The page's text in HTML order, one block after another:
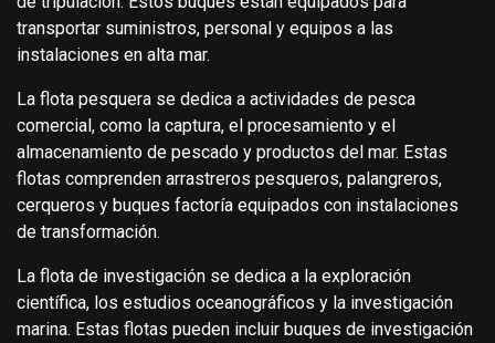
transportar suministros, personal y equipos a las
instalaciones en alta mar.
La flota pesquera se dedica a actividades de pesca
comercial, como la captura, el procesamiento y el
almacenamiento de pescado y productos del mar. Estas
flotas comprenden arrastreros pesqueros, palangreros,
cerqueros y buques factoría equipados con instalaciones
de transformación.
La flota de investigación se dedica a la exploración
científica, los estudios oceanográficos y la investigación
marina. Estas flotas pueden incluir buques de investigación